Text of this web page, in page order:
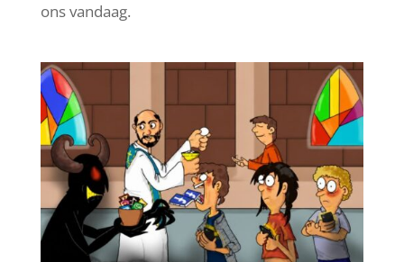
ons vandaag.